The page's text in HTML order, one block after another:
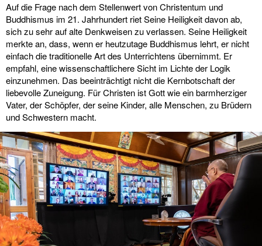
Auf die Frage nach dem Stellenwert von Christentum und
Buddhismus im 21. Jahrhundert riet Seine Heiligkeit davon ab,
sich zu sehr auf alte Denkweisen zu verlassen. Seine Heiligkeit
merkte an, dass, wenn er heutzutage Buddhismus lehrt, er nicht
einfach die traditionelle Art des Unterrichtens übernimmt. Er
empfahl, eine wissenschaftlichere Sicht im Lichte der Logik
einzunehmen. Das beeinträchtigt nicht die Kernbotschaft der
liebevolle Zuneigung. Für Christen ist Gott wie ein barmherziger
Vater, der Schöpfer, der seine Kinder, alle Menschen, zu Brüdern
und Schwestern macht.